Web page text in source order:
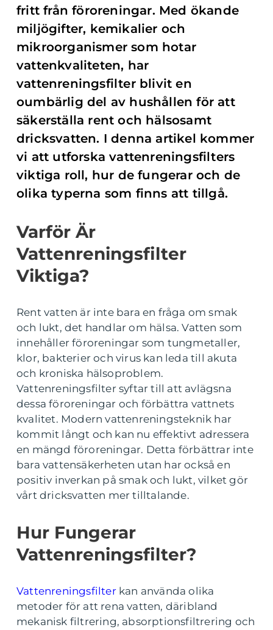
fritt från föroreningar. Med ökande
miljögifter, kemikalier och
mikroorganismer som hotar
vattenkvaliteten, har
vattenreningsfilter blivit en
oumbärlig del av hushållen för att
säkerställa rent och hälsosamt
dricksvatten. I denna artikel kommer
vi att utforska vattenreningsfilters
viktiga roll, hur de fungerar och de
olika typerna som finns att tillgå.
Varför Är
Vattenreningsfilter
Viktiga?
Rent vatten är inte bara en fråga om smak
och lukt, det handlar om hälsa. Vatten som
innehåller föroreningar som tungmetaller,
klor, bakterier och virus kan leda till akuta
och kroniska hälsoproblem.
Vattenreningsfilter syftar till att avlägsna
dessa föroreningar och förbättra vattnets
kvalitet. Modern vattenreningsteknik har
kommit långt och kan nu effektivt adressera
en mängd föroreningar. Detta förbättrar inte
bara vattensäkerheten utan har också en
positiv inverkan på smak och lukt, vilket gör
vårt dricksvatten mer tilltalande.
Hur Fungerar
Vattenreningsfilter?
Vattenreningsfilterkan använda olika
metoder för att rena vatten, däribland
mekanisk filtrering, absorptionsfiltrering och